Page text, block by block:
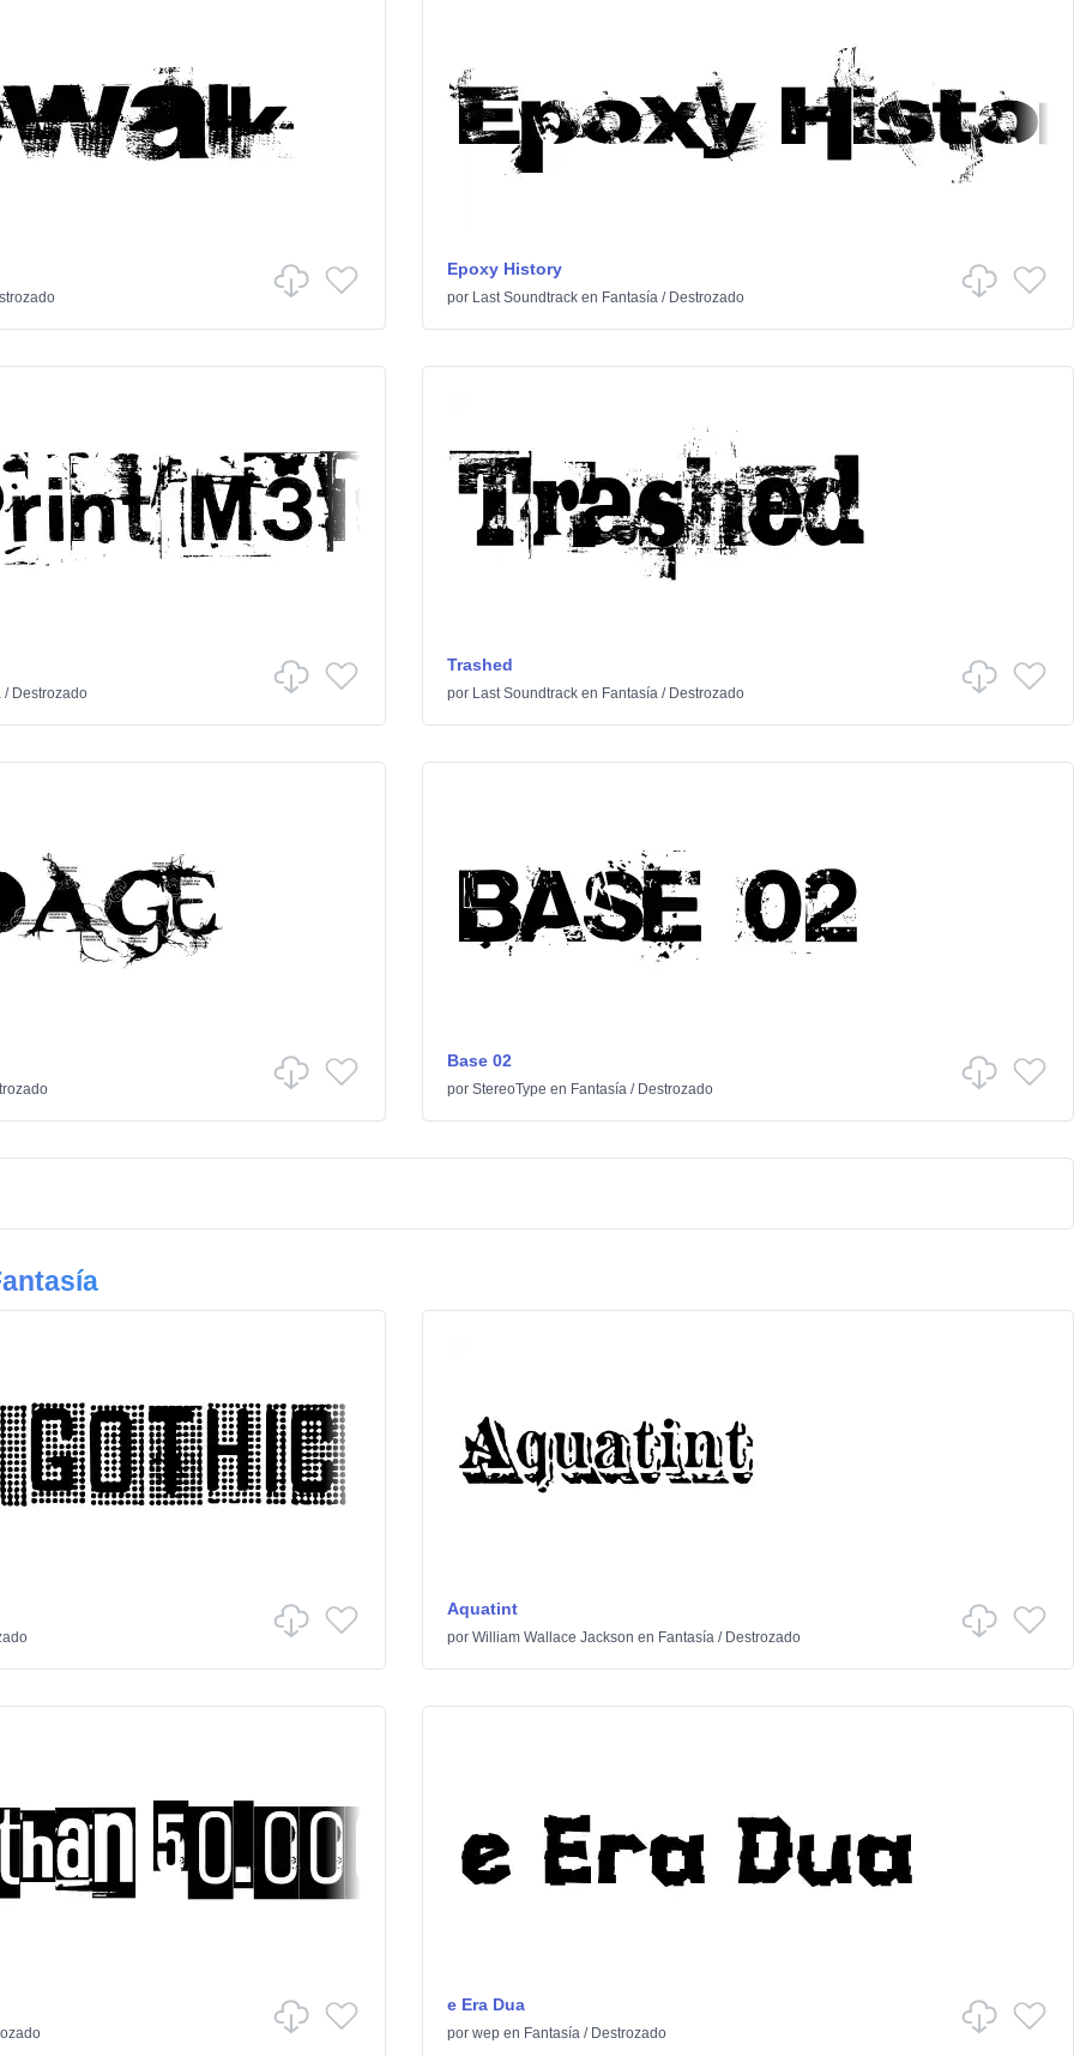
Epoxy History
por Last Soundtracken Fantasía/ Destrozado
/ Destrozado
Trashed
por Last Soundtracken Fantasía/ Destrozado
Base 02
por StereoType en Fantasía/ Destrozado
Aquatint
por William Wallace Jackson en Fantasía/ Destrozado
e Era Dua
por wepen Fantasía/ Destrozado